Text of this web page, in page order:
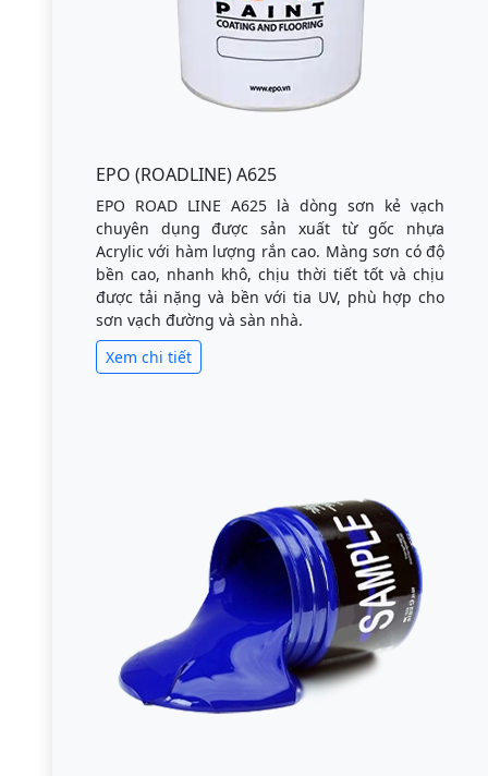
EPO (ROADLINE) A625
EPO ROAD LINE A625 là dòng sơn kẻ vạch
chuyên dụng được sản xuất từ gốc nhựa
Acrylic với hàm lượng rắn cao. Màng sơn có độ
bền cao, nhanh khô, chịu thời tiết tốt và chịu
được tải nặng và bền với tia UV, phù hợp cho
sơn vạch đường và sàn nhà.
Xem chi tiết